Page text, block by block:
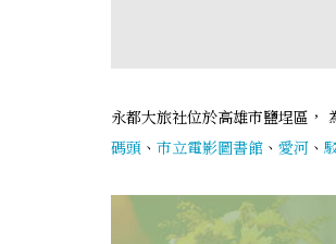
永都大旅社位於高雄市鹽埕區，
碼頭 、 市立電影圖書館 、 愛河 、